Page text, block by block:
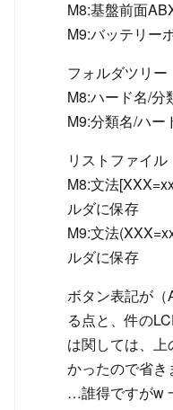
M8:基盤前面
M9:バッテリー
フォルダツリー
M8:ハード名/分
M9:分類名/ハー
リストファイル
M8:文法
ルダに保存
M9:文法
ルダに保存
ボタン表記が
る点と、件の
は関しては、
かったので省き
…誰得ですがw